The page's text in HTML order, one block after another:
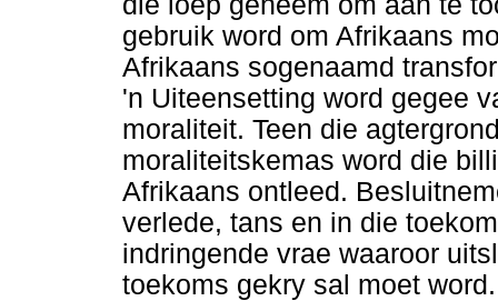
gebruik word om Afrikaans
Afrikaans sogenaamd
'n Uiteensetting word gegee
moraliteit. Teen die
moraliteitskemas word die
Afrikaans ontleed.
verlede, tans en in die
indringende vrae waaroor
toekoms gekry sal moet word.